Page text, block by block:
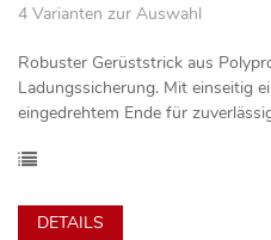
4 Varianten zur Auswahl
Robuster Gerüststrick aus
Ladungssicherung. Mit einseitig
eingedrehtem Ende für
DETAILS